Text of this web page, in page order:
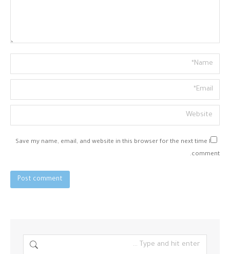
Name *
Email *
Website
Save my name, email, and website in this browser for the next time I
comment.
Post comment